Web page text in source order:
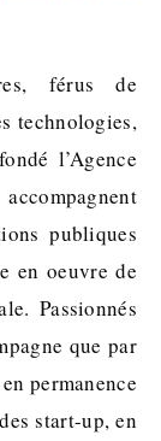
technologies,
l’Agence
publiques
en oeuvre de
Passionnés
que par
permanence
start-up, en